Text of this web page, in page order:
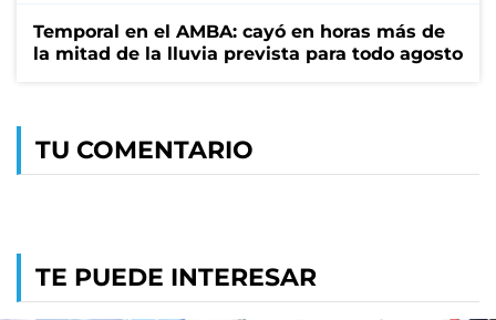
Temporal en el AMBA: cayó en horas más de
la mitad de la lluvia prevista para todo agosto
TU COMENTARIO
TE PUEDE INTERESAR